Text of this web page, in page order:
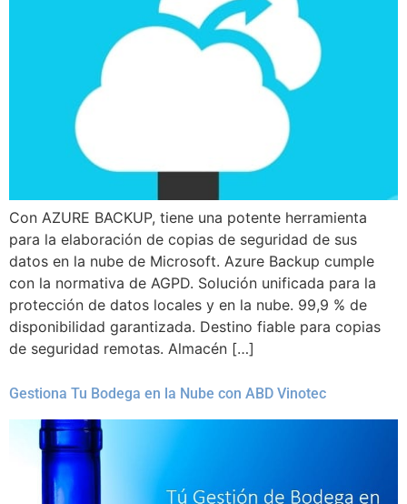
Con AZURE BACKUP, tiene una potente herramienta
para la elaboración de copias de seguridad de sus
datos en la nube de Microsoft. Azure Backup cumple
con la normativa de AGPD. Solución unificada para la
protección de datos locales y en la nube. 99,9 % de
disponibilidad garantizada. Destino fiable para copias
de seguridad remotas. Almacén […]
Gestiona Tu Bodega en la Nube con ABD Vinotec